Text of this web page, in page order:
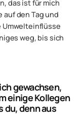
das ist für mich
auf den Tag und
Umwelteinflüsse
weg, bis sich
gewachsen,
einige Kollegen
du, denn aus